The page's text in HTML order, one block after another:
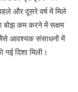
और दूसरे वर्ष में मिले
बोझ कम करने में सक्षम
आवश्यक संसाधनों में
दिशा मिली।